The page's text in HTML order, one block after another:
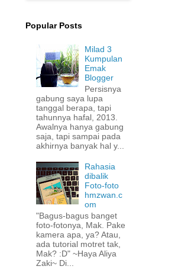
Popular Posts
Milad 3
Kumpulan
Emak
Blogger
Persisnya
gabung saya lupa
tanggal berapa, tapi
tahunnya hafal, 2013.
Awalnya hanya gabung
saja, tapi sampai pada
akhirnya banyak hal y...
Rahasia
dibalik
Foto-foto
hmzwan.c
om
"Bagus-bagus banget
foto-fotonya, Mak. Pake
kamera apa, ya? Atau,
ada tutorial motret tak,
Mak? :D" ~Haya Aliya
Zaki~ Di...